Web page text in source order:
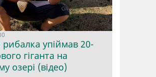
рибалка упіймав 20-
гіганта на
озері (відео)